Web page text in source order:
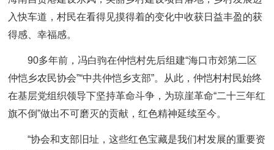
入快车道，村民在看得见摸得着的变化中收获日益丰盈的获
得感、幸福感。
90多年前，冯白驹在仲恺村先后组建“海口市郊第二区
仲恺乡农民协会”“中共仲恺乡支部”。从此，仲恺村村民始终
在基层党组织领导下坚持革命斗争，为琼崖革命“二十三年红
旗不倒”做出不可磨灭的贡献，红色精神延续至今。
“协会和支部旧址，这些红色宝藏是我们村发展的重要资